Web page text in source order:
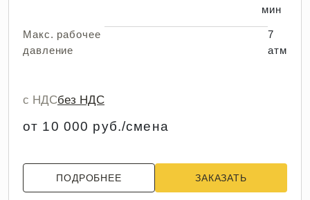
мин
Макс. рабочее
давление
7
атм
с НДСбез НДС
от 10 000 руб./смена
ПОДРОБНЕЕ ЗАКАЗАТЬ